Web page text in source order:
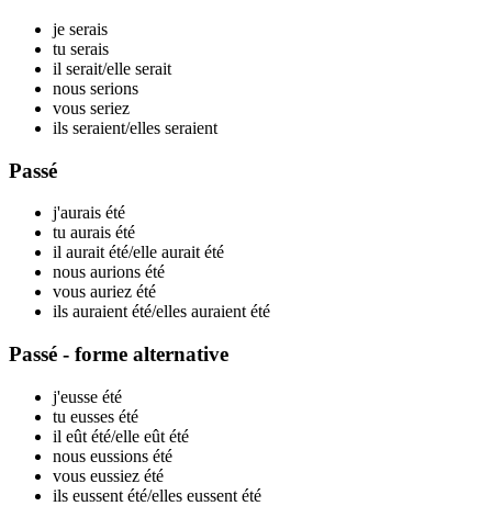
je serais
tu serais
il serait/elle serait
nous serions
vous seriez
ils seraient/elles seraient
Passé
j'aurais été
tu aurais été
il aurait été/elle aurait été
nous aurions été
vous auriez été
ils auraient été/elles auraient été
Passé - forme alternative
j'eusse été
tu eusses été
il eût été/elle eût été
nous eussions été
vous eussiez été
ils eussent été/elles eussent été